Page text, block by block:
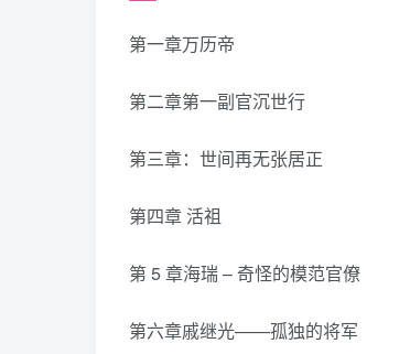
第一章万历帝
第二章第一副官沉世行
第三章：世间再无张居正
第四章 活祖
第 5 章海瑞 – 奇怪的模范官僚
第六章戚继光——孤独的将军